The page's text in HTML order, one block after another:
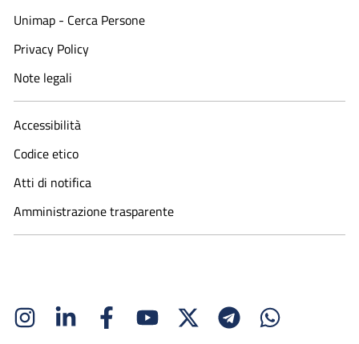
Unimap - Cerca Persone
Privacy Policy
Note legali
Accessibilità
Codice etico
Atti di notifica
Amministrazione trasparente